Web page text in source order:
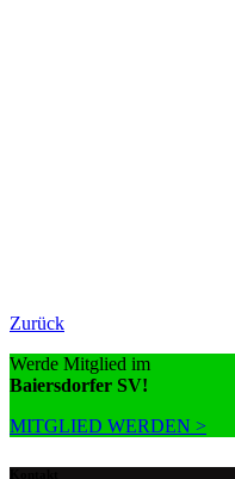
Zurück
Werde Mitglied im
Baiersdorfer SV!
MITGLIED WERDEN >